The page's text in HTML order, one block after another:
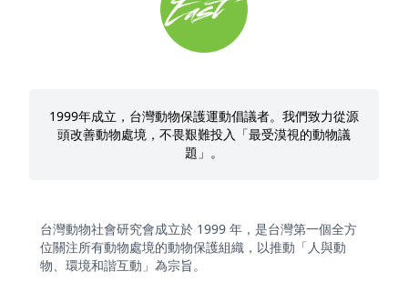
1999年成立，台灣動物保護運動倡議者。我們致力從源
頭改善動物處境，不畏艱難投入「最受漠視的動物議
題」。
台灣動物社會研究會成立於 1999 年，是台灣第一個全方
位關注所有動物處境的動物保護組織，以推動「人與動
物、環境和諧互動」為宗旨。